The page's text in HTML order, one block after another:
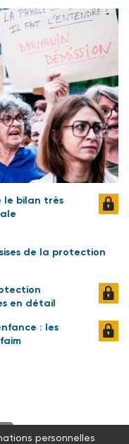
le bilan très
de la protection
en détail
: les
personnelles